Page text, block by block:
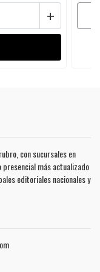
+
con sucursales en
presencial más actualizado
editoriales nacionales y